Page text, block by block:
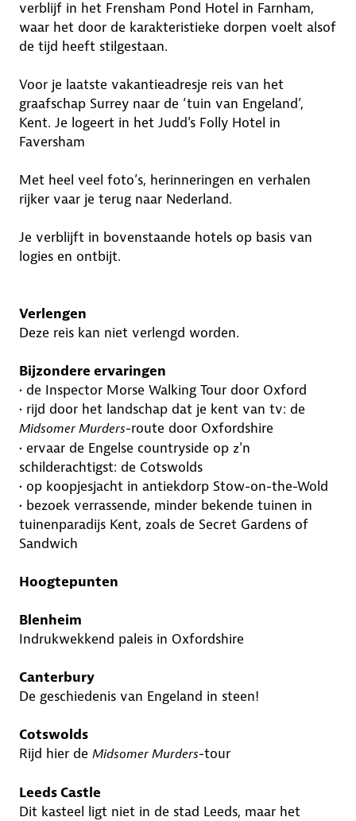
verblijf in het Frensham Pond Hotel in Farnham,
waar het door de karakteristieke dorpen voelt alsof
de tijd heeft stilgestaan.
Voor je laatste vakantieadresje reis van het
graafschap Surrey naar de ‘tuin van Engeland’,
Kent. Je logeert in het Judd's Folly Hotel in
Faversham
Met heel veel foto’s, herinneringen en verhalen
rijker vaar je terug naar Nederland.
Je verblijft in bovenstaande hotels op basis van
logies en ontbijt.
Verlengen
Deze reis kan niet verlengd worden.
Bijzondere ervaringen
• de Inspector Morse Walking Tour door Oxford
• rijd door het landschap dat je kent van tv: de
Midsomer Murders-route door Oxfordshire
• ervaar de Engelse countryside op z'n
schilderachtigst: de Cotswolds
• op koopjesjacht in antiekdorp Stow-on-the-Wold
• bezoek verrassende, minder bekende tuinen in
tuinenparadijs Kent, zoals de Secret Gardens of
Sandwich
Hoogtepunten
Blenheim
Indrukwekkend paleis in Oxfordshire
Canterbury
De geschiedenis van Engeland in steen!
Cotswolds
Rijd hier de Midsomer Murders-tour
Leeds Castle
Dit kasteel ligt niet in de stad Leeds, maar het